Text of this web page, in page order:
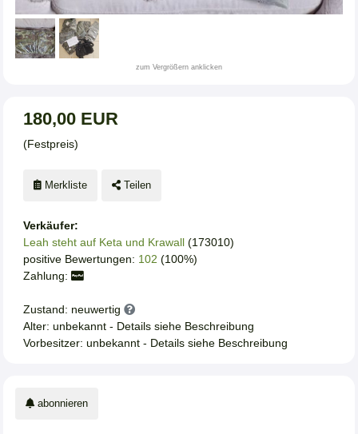
zum Vergrößern anklicken
180,00 EUR
(Festpreis)
Merkliste Teilen
Verkäufer:
Leah steht auf Keta und Krawall (173010)
positive Bewertungen: 102 (100%)
Zahlung:
Zustand: neuwertig
Alter: unbekannt - Details siehe Beschreibung
Vorbesitzer: unbekannt - Details siehe Beschreibung
abonnieren